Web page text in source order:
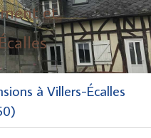
et
à Villers-Écalles